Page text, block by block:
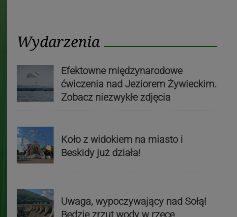
Wydarzenia
Efektowne międzynarodowe
ćwiczenia nad Jeziorem Żywieckim.
Zobacz niezwykłe zdjęcia
Koło z widokiem na miasto i
Beskidy już działa!
Uwaga, wypoczywający nad Sołą!